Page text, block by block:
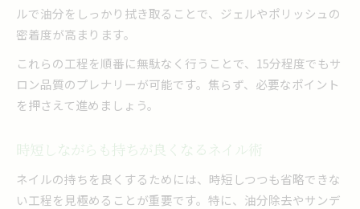
ルで油分をしっかり拭き取ることで、ジェルやポリッシュの
密着度が高まります。
これらの工程を順番に無駄なく行うことで、15分程度でもサ
ロン品質のプレナリーが可能です。焦らず、必要なポイント
を押さえて進めましょう。
時短しながらも持ちが良くなるネイル術
ネイルの持ちを良くするためには、時短しつつも省略できな
い工程を見極めることが重要です。特に、油分除去やサンデ